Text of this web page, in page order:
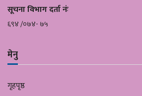
सूचना विभाग दर्ता नंः
६९४ /०७४- ७५
मेनु
गृहपृष्ठ